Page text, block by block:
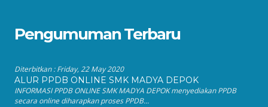
Pengumuman Terbaru
Diterbitkan :Friday, 22 May 2020
ALUR PPDB ONLINE SMK MADYA DEPOK
INFORMASI PPDB ONLINE SMK MADYA DEPOK menyediakan PPDB
secara online diharapkan proses PPDB...